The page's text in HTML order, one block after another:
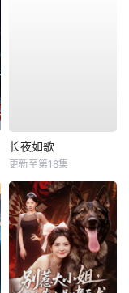
长夜如歌
更新至第18集